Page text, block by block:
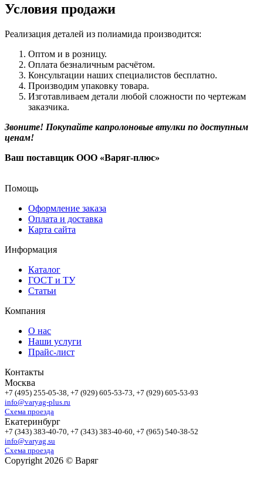
Условия продажи
Реализация деталей из полиамида производится:
Оптом и в розницу.
Оплата безналичным расчётом.
Консультации наших специалистов бесплатно.
Производим упаковку товара.
Изготавливаем детали любой сложности по чертежам
заказчика.
Звоните! Покупайте капролоновые втулки по доступным
ценам!
Ваш поставщик ООО «Варяг-плюс»
Помощь
Оформление заказа
Оплата и доставка
Карта сайта
Информация
Каталог
ГОСТ и ТУ
Статьи
Компания
О нас
Наши услуги
Прайс-лист
Контакты
Москва
+7 (495) 255-05-38 , +7 (929) 605-53-73 , +7 (929) 605-53-93
info@varyag-plus.ru
Схема проезда
Екатеринбург
+7 (343) 383-40-70 , +7 (343) 383-40-60 , +7 (965) 540-38-52
info@varyag.su
Схема проезда
Copyright 2026 © Варяг